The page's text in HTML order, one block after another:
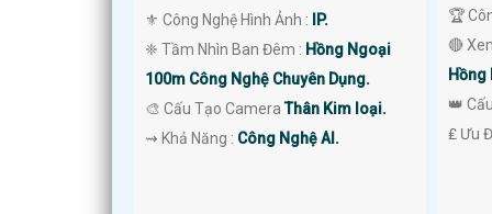
⚜️ Công Nghệ Hình Ảnh :
IP.
❈ Tầm Nhìn Ban Đêm : Hồng Ngoại
100m Công Nghệ Chuyên Dụng.
🎨 Cấu Tạo CameraThân Kim loại.
️⇝ Khả Năng : Công Nghệ AI.
🏆
🔴
Hồng
👑
️₤ Ưu